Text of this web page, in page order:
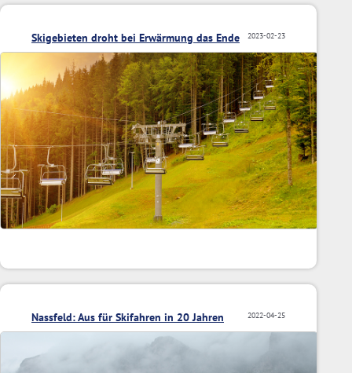
2023-02-23
Skigebieten droht bei Erwärmung das Ende
2022-04-25
Nassfeld: Aus für Skifahren in 20 Jahren